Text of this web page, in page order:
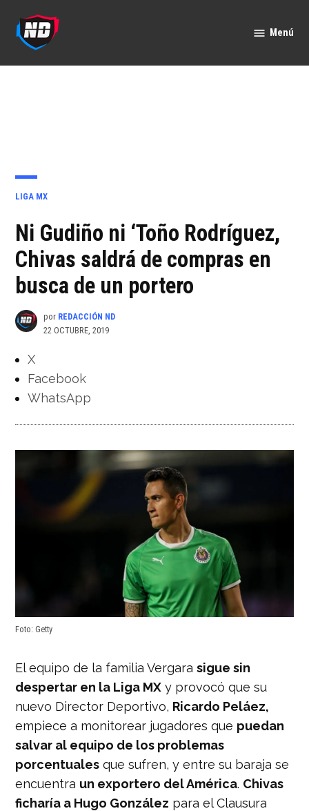
contenido
Menú
PUBLICADO
LIGA MX
Ni Gudiño ni ‘Toño Rodríguez,
Chivas saldrá de compras en
busca de un portero
por REDACCIÓN ND
22 OCTUBRE, 2019
X
Facebook
WhatsApp
Foto: Getty
El equipo de la familia Vergarasigue sin
despertar en la Liga MX y provocó que su
nuevo Director Deportivo, Ricardo Peláez,
empiece a monitorear jugadores que puedan
salvar al equipo de los problemas
porcentuales que sufren, y entre su baraja se
encuentra un exportero del América. Chivas
ficharía a Hugo González para el Clausura